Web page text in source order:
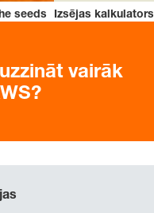
seeds Izsējas kalkulators
vairāk